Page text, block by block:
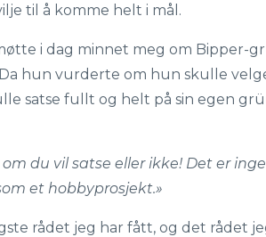
til å komme helt i mål.
i dag minnet meg om Bipper-
hun vurderte om hun skulle
satse fullt og helt på sin egen
du vil satse eller ikke! Det er
et hobbyprosjekt.»
rådet jeg har fått, og det rådet